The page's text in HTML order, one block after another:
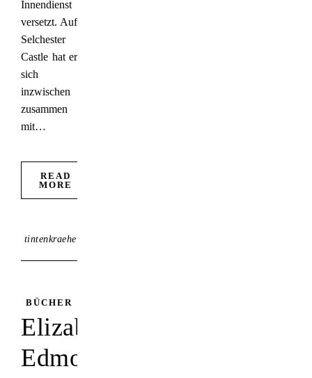
Innendienst
versetzt. Auf
Selchester
Castle hat er
sich
inzwischen
zusammen
mit…
READ
MORE
tintenkraehe
BÜCHER
Elizabeth
Edmondson